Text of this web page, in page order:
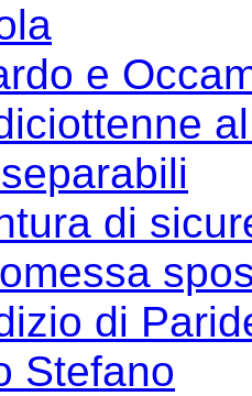
e
di
di
Stefano